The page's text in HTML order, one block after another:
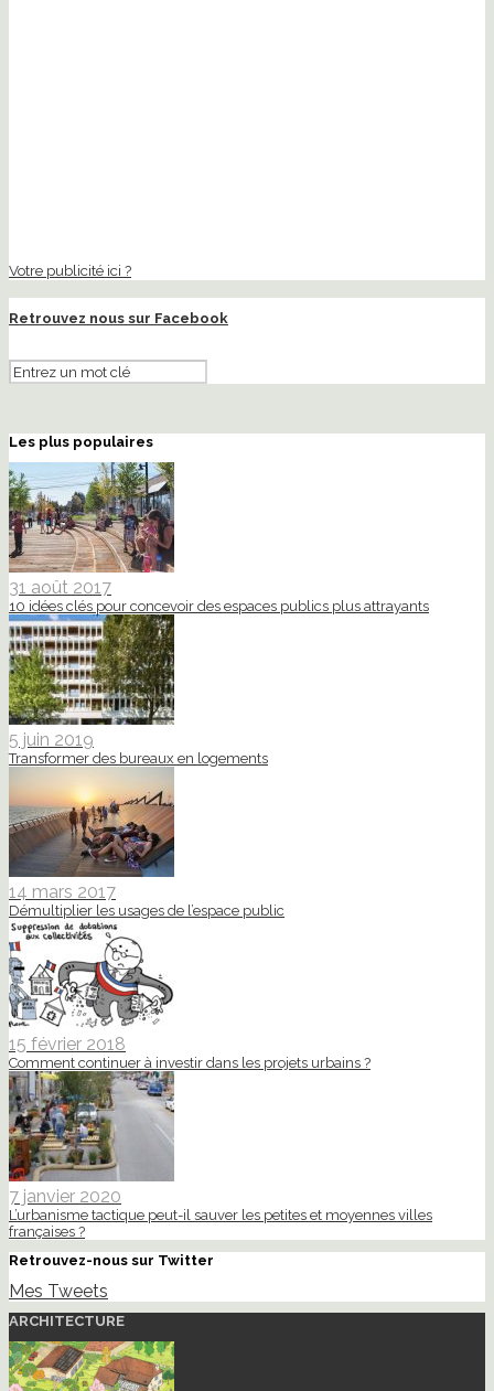
Votre publicité ici ?
Retrouvez nous sur Facebook
Les plus populaires
31 août 2017
10 idées clés pour concevoir des espaces publics plus attrayants
5 juin 2019
Transformer des bureaux en logements
14 mars 2017
Démultiplier les usages de l’espace public
15 février 2018
Comment continuer à investir dans les projets urbains ?
7 janvier 2020
L’urbanisme tactique peut-il sauver les petites et moyennes villes
françaises ?
Retrouvez-nous sur Twitter
Mes Tweets
ARCHITECTURE